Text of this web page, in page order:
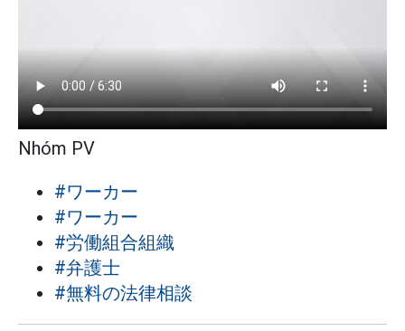
Nhóm PV
#ワーカー
#ワーカー
#労働組合組織
#弁護士
#無料の法律相談